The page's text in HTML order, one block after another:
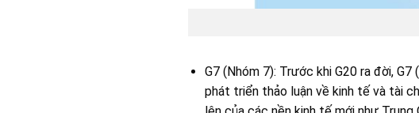
G7 (Nhóm 7): Trước khi G20 ra đời,
phát triển thảo luận về kinh tế và tài